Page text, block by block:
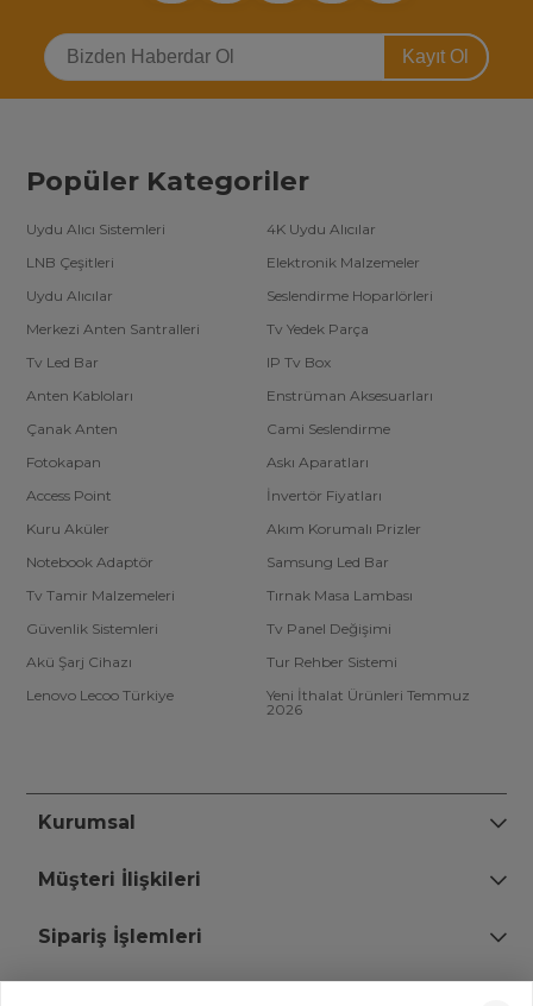
Kayıt Ol
Popüler Kategoriler
Uydu Alıcı Sistemleri
4K Uydu Alıcılar
LNB Çeşitleri
Elektronik Malzemeler
Uydu Alıcılar
Seslendirme Hoparlörleri
Merkezi Anten Santralleri
Tv Yedek Parça
Tv Led Bar
IP Tv Box
Anten Kabloları
Enstrüman Aksesuarları
Çanak Anten
Cami Seslendirme
Fotokapan
Askı Aparatları
Access Point
İnvertör Fiyatları
Kuru Aküler
Akım Korumalı Prizler
Notebook Adaptör
Samsung Led Bar
Tv Tamir Malzemeleri
Tırnak Masa Lambası
Güvenlik Sistemleri
Tv Panel Değişimi
Akü Şarj Cihazı
Tur Rehber Sistemi
Lenovo Lecoo Türkiye
Yeni İthalat Ürünleri Temmuz
2026
Kurumsal
Müşteri İlişkileri
Sipariş İşlemleri